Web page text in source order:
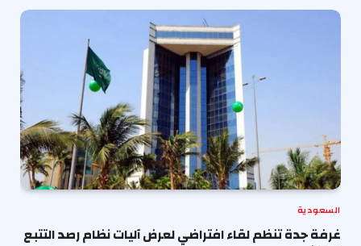
السعودية
غرفة جدة تنظم لقاء افتراضي لعرض آليات نظام رصد التتبع